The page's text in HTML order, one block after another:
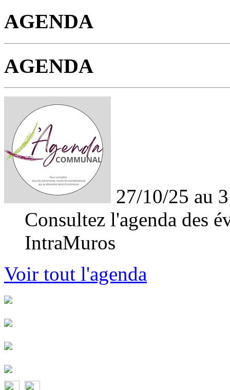
AGENDA
AGENDA
27/10/25 au
Consultez l'agenda des
IntraMuros
Voir tout l'agenda